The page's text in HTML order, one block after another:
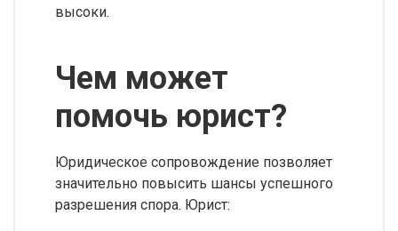
высоки.
Чем может
помочь юрист?
Юридическое сопровождение позволяет
значительно повысить шансы успешного
разрешения спора. Юрист: